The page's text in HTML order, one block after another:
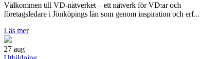
Välkommen till VD-nätverket – ett nätverk för VD:ar och
företagsledare i Jönköpings län som genom inspiration och erf...
Läs mer
27 aug